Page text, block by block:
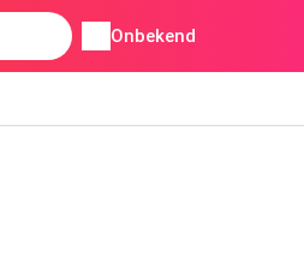
Onbekend